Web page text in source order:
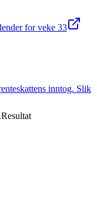
for veke 33
inntog. Slik
Resultat